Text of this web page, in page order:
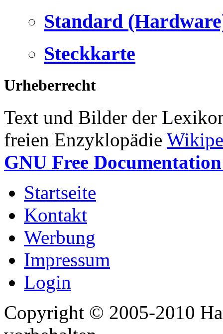
Standard
Steckkarte
Urheberrecht
Text und Bilder der
freien Enzyklopädie
GNU Free
Startseite
Kontakt
Werbung
Impressum
Login
Copyright © 2005-2010